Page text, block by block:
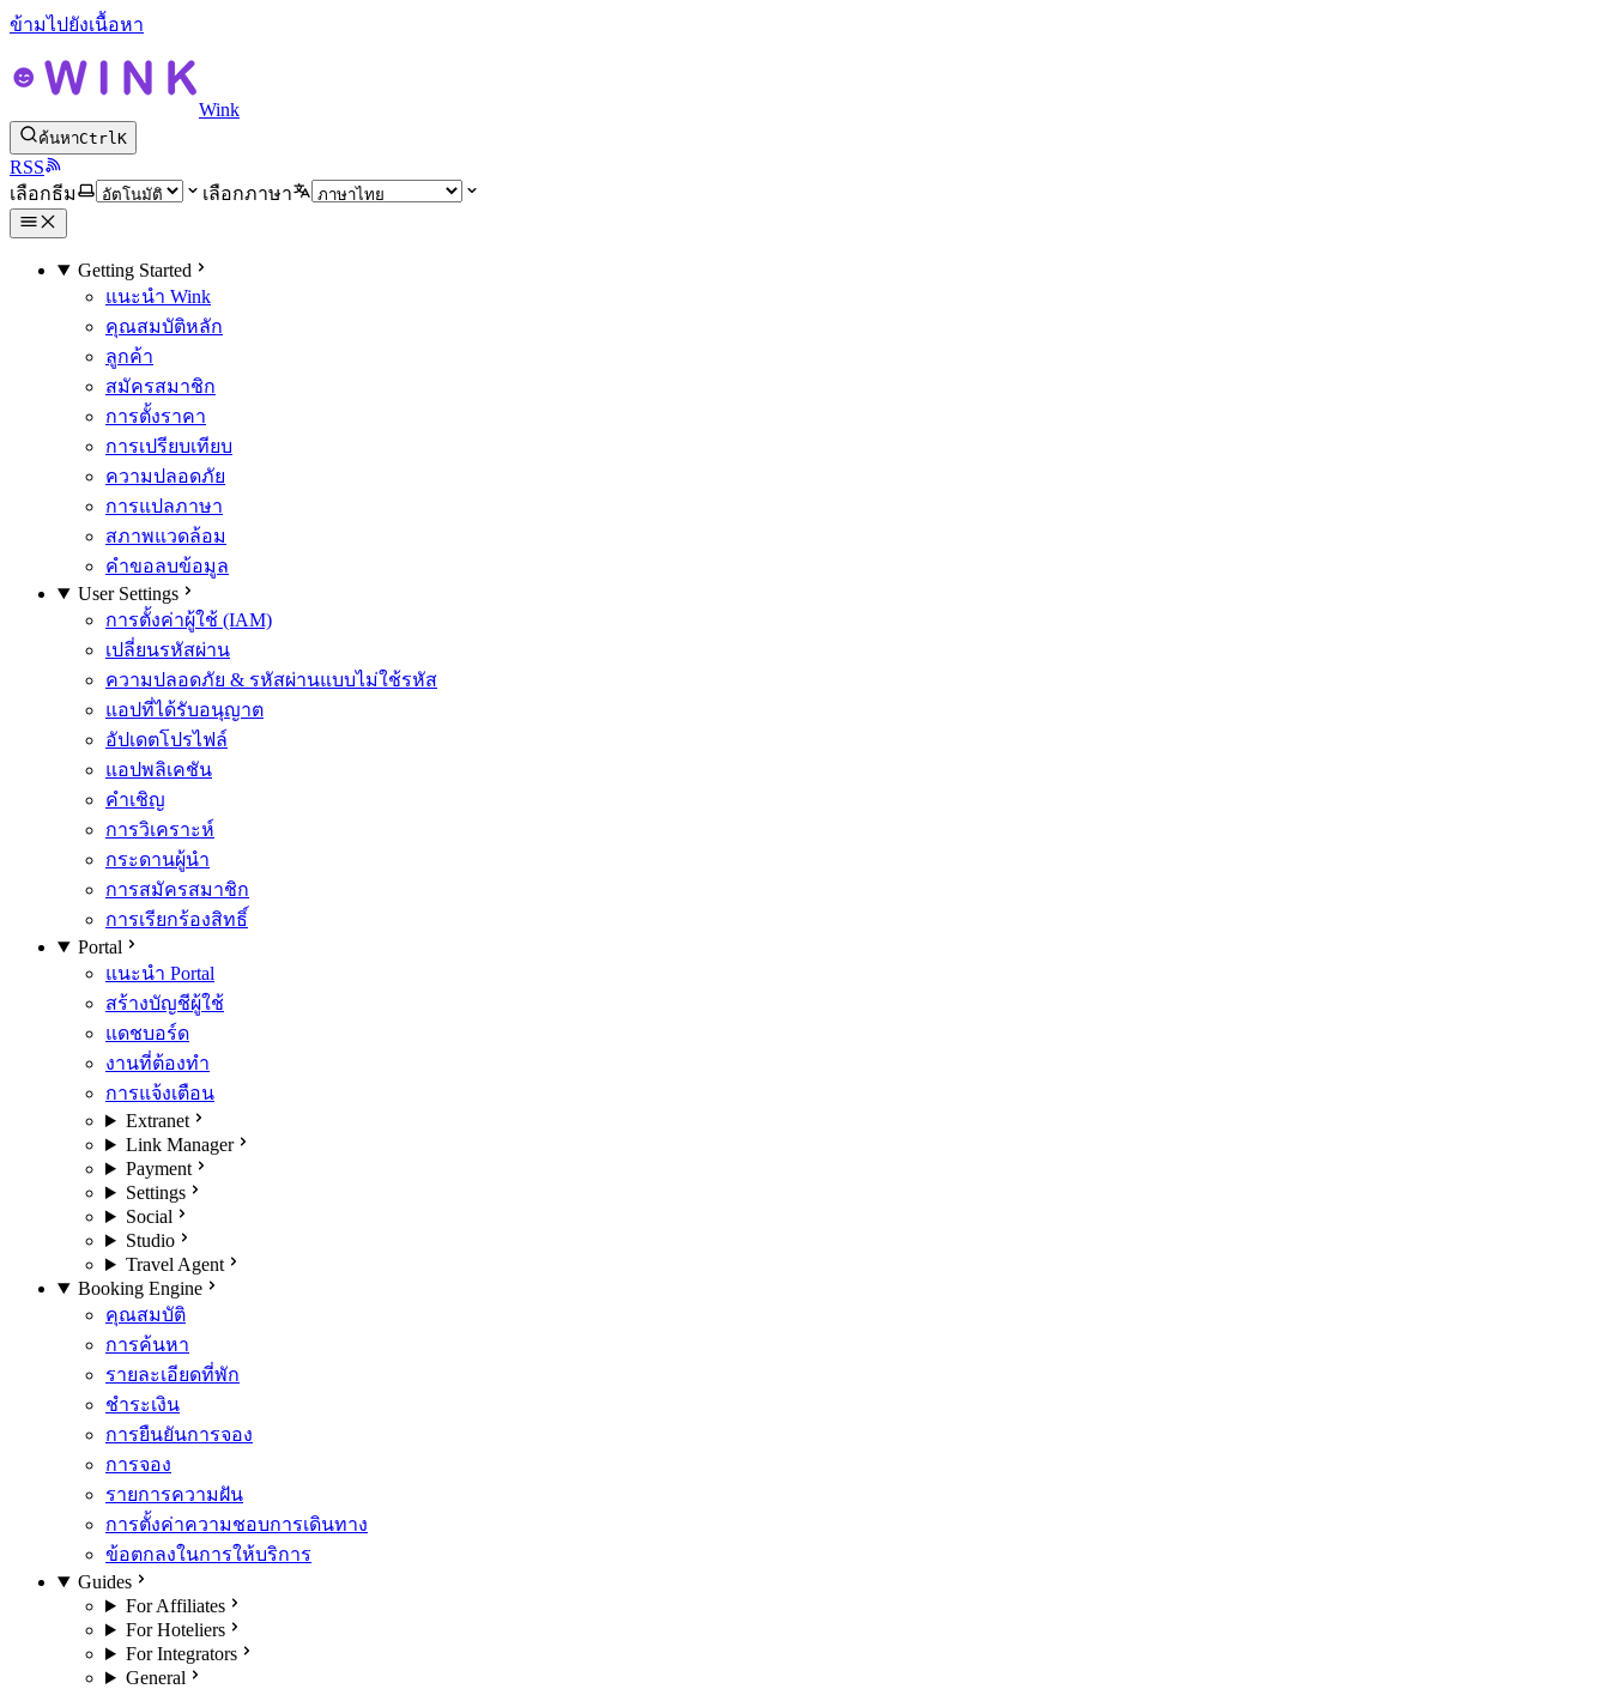
ข้ามไปยังเนื้อหา
Wink
ค้นหาCtrlK
RSS
เลือกธีม
เลือกภาษา
Getting Started
แนะนำ Wink
คุณสมบัติหลัก
ลูกค้า
สมัครสมาชิก
การตั้งราคา
การเปรียบเทียบ
ความปลอดภัย
การแปลภาษา
สภาพแวดล้อม
คำขอลบข้อมูล
User Settings
การตั้งค่าผู้ใช้ (IAM)
เปลี่ยนรหัสผ่าน
ความปลอดภัย & รหัสผ่านแบบไม่ใช้รหัส
แอปที่ได้รับอนุญาต
อัปเดตโปรไฟล์
แอปพลิเคชัน
คำเชิญ
การวิเคราะห์
กระดานผู้นำ
การสมัครสมาชิก
การเรียกร้องสิทธิ์
Portal
แนะนำ Portal
สร้างบัญชีผู้ใช้
แดชบอร์ด
งานที่ต้องทำ
การแจ้งเตือน
Extranet
Link Manager
Payment
Settings
Social
Studio
Travel Agent
Booking Engine
คุณสมบัติ
การค้นหา
รายละเอียดที่พัก
ชำระเงิน
การยืนยันการจอง
การจอง
รายการความฝัน
การตั้งค่าความชอบการเดินทาง
ข้อตกลงในการให้บริการ
Guides
For Affiliates
For Hoteliers
For Integrators
General